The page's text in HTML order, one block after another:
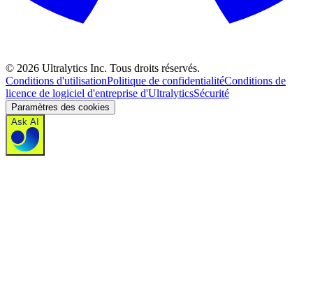
© 2026 Ultralytics Inc. Tous droits réservés.
Conditions d'utilisationPolitique de confidentialitéConditions de
licence de logiciel d'entreprise d'UltralyticsSécurité
Paramètres des cookies
Ask AI